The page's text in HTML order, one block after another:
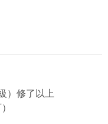
）修了以上